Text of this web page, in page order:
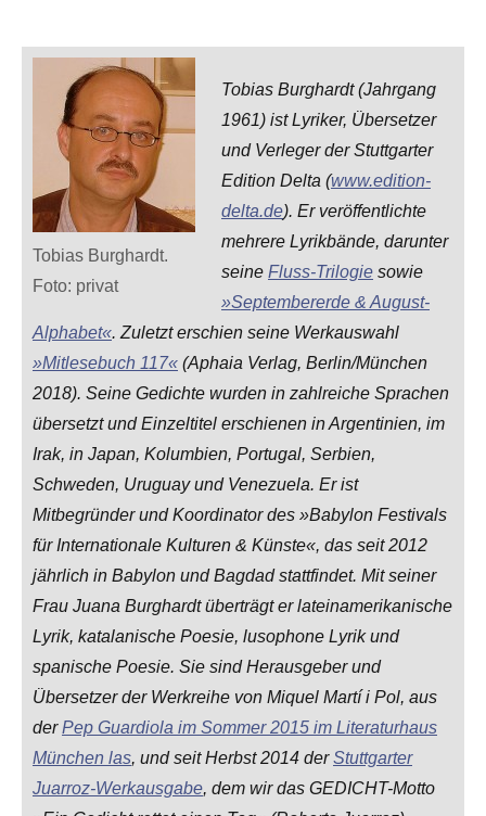
Tobias Burghardt.
Foto: privat
Tobias Burghardt (Jahrgang
1961) ist Lyriker, Übersetzer
und Verleger der Stuttgarter
Edition Delta (www.edition-
delta.de). Er veröffentlichte
mehrere Lyrikbände, darunter
seine Fluss-Trilogie sowie
»Septembererde & August-
Alphabet«. Zuletzt erschien seine Werkauswahl
»Mitlesebuch 117« (Aphaia Verlag, Berlin/München
2018). Seine Gedichte wurden in zahlreiche Sprachen
übersetzt und Einzeltitel erschienen in Argentinien, im
Irak, in Japan, Kolumbien, Portugal, Serbien,
Schweden, Uruguay und Venezuela. Er ist
Mitbegründer und Koordinator des »Babylon Festivals
für Internationale Kulturen & Künste«, das seit 2012
jährlich in Babylon und Bagdad stattfindet. Mit seiner
Frau Juana Burghardt überträgt er lateinamerikanische
Lyrik, katalanische Poesie, lusophone Lyrik und
spanische Poesie. Sie sind Herausgeber und
Übersetzer der Werkreihe von Miquel Martí i Pol, aus
derPep Guardiola im Sommer 2015 im Literaturhaus
München las, und seit Herbst 2014 derStuttgarter
Juarroz-Werkausgabe, dem wir das GEDICHT-Motto